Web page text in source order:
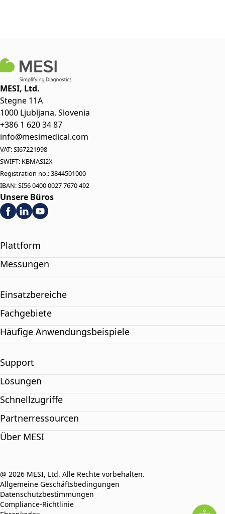
MESI, Ltd.
Stegne 11A
1000 Ljubljana, Slovenia
+386 1 620 34 87
info@mesimedical.com
VAT: SI67221998
SWIFT: KBMASI2X
Registration no.: 3844501000
IBAN: SI56 0400 0027 7670 492
Unsere Büros
Plattform
Messungen
Einsatzbereiche
Fachgebiete
Häufige Anwendungsbeispiele
Support
Lösungen
Schnellzugriffe
Partnerressourcen
Über MESI
@ 2026 MESI, Ltd. Alle Rechte vorbehalten.
Allgemeine Geschäftsbedingungen
Datenschutzbestimmungen
Compliance-Richtlinie